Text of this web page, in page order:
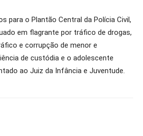
para o Plantão Central da Polícia Civil,
em flagrante por tráfico de drogas,
e corrupção de menor e
de custódia e o adolescente
ao Juiz da Infância e Juventude.